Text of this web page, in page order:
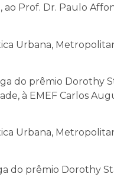
Prof. Dr. Paulo
Urbana,
do prêmio Dorothy
à EMEF Carlos
Urbana,
do prêmio Dorothy